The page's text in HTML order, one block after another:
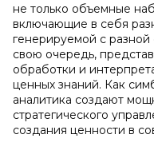
не только объемные
включающие в себя
генерируемой с разной
свою очередь,
обработки и
ценных знаний. Как
аналитика создают
стратегического
создания ценности в